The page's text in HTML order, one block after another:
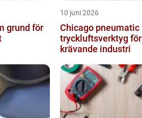
grund för
10 juni 2026
Chicago pneumatic
tryckluftsverktyg för
krävande industri